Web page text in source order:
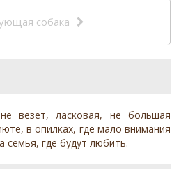
собака
везёт, ласковая, не большая
в опилках, где мало внимания
семья, где будут любить.